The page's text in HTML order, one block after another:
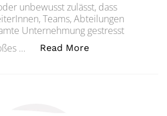
unbewusst zulässt, dass
Teams, Abteilungen
Unternehmung gestresst
…
Read More